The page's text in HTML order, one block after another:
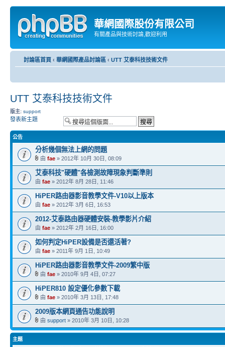
華網國際股份有限公司
有關產品與技術討論,歡迎利用
討論區首頁 ‹ 華網國際產品討論區 ‹ UTT 艾泰科技技術文件
UTT 艾泰科技技術文件
版主: support
發表新主題
公告
分析幾個無法上網的問題
由 fae » 2012年 10月 30日, 08:09
艾泰科技"硬體"各檢測故障現象判斷準則
由 fae » 2012年 8月 28日, 11:46
HiPER路由器影音教學文件-V10以上版本
由 fae » 2012年 3月 6日, 16:53
2012-艾泰路由器硬體安裝-教學影片介紹
由 fae » 2012年 2月 16日, 16:00
如何判定HiPER設備是否還活著?
由 fae » 2011年 9月 1日, 10:49
HiPER路由器影音教學文件-2009繁中版
由 fae » 2010年 9月 4日, 07:27
HiPER810 設定優化參數下載
由 fae » 2010年 3月 13日, 17:48
2009版本網頁通告功能說明
由 support » 2010年 3月 10日, 10:28
主題